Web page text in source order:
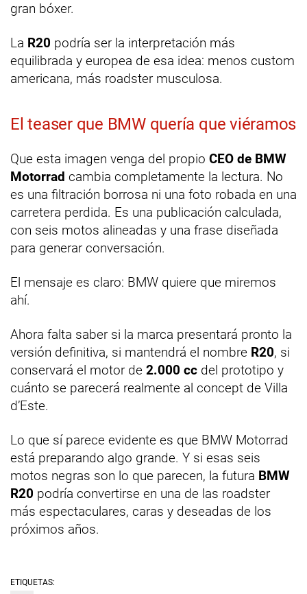
gran bóxer.
La R20 podría ser la interpretación más
equilibrada y europea de esa idea: menos custom
americana, más roadster musculosa.
El teaser que BMW quería que viéramos
Que esta imagen venga del propio CEO de BMW
Motorrad cambia completamente la lectura. No
es una filtración borrosa ni una foto robada en una
carretera perdida. Es una publicación calculada,
con seis motos alineadas y una frase diseñada
para generar conversación.
El mensaje es claro: BMW quiere que miremos
ahí.
Ahora falta saber si la marca presentará pronto la
versión definitiva, si mantendrá el nombre R20, si
conservará el motor de 2.000 cc del prototipo y
cuánto se parecerá realmente al concept de Villa
d’Este.
Lo que sí parece evidente es que BMW Motorrad
está preparando algo grande. Y si esas seis
motos negras son lo que parecen, la futura BMW
R20 podría convertirse en una de las roadster
más espectaculares, caras y deseadas de los
próximos años.
ETIQUETAS: